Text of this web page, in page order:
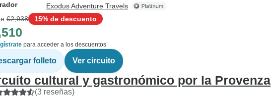
Exodus Adventure Travels
€2,938 15% de descuento
para acceder a los descuentos
folleto Ver circuito
cultural y gastronómico por la Provenza
(3 reseñas)